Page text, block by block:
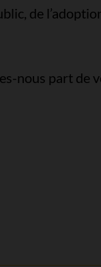
de
nous part de